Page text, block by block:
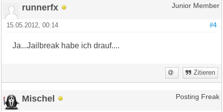
runnerfx Junior Member
#4
15.05.2012, 00:14
Ja...Jailbreak habe ich drauf....
Zitieren
Mischel Posting Freak